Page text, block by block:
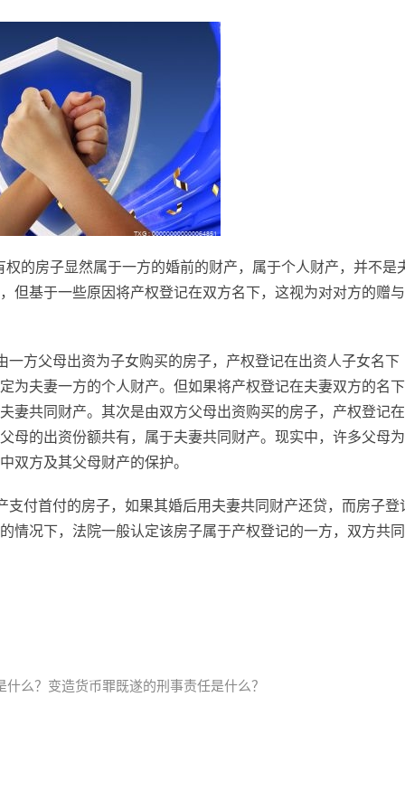
的房子显然属于一方的婚前的财产，属于个人财产，并不是
但基于一些原因将产权登记在双方名下，这视为对对方的赠
方父母出资为子女购买的房子，产权登记在出资人子女名下
为夫妻一方的个人财产。但如果将产权登记在夫妻双方的名
妻共同财产。其次是由双方父母出资购买的房子，产权登记
母的出资份额共有，属于夫妻共同财产。现实中，许多父母
双方及其父母财产的保护。
付首付的房子，如果其婚后用夫妻共同财产还贷，而房子登
情况下，法院一般认定该房子属于产权登记的一方，双方共
么？变造货币罪既遂的刑事责任是什么？